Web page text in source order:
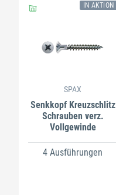
IN AKTION
SPAX
Senkkopf Kreuzschlitz
Schrauben verz.
Vollgewinde
4 Ausführungen